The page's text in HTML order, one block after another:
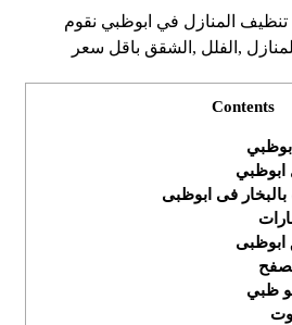
المنازل في ابوظبي نقوم
,الفلل ,الشقق باقل سعر
Contents
ابوظبي
فى ابوظبى
ظبي